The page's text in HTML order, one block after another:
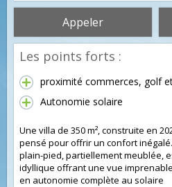
Appeler
Les points forts :
proximité commerces, golf
Autonomie solaire
Une villa de 350 m², construite en
pensé pour offrir un confort
plain-pied, partiellement meublée,
idyllique offrant une vue
en autonomie complète au solaire